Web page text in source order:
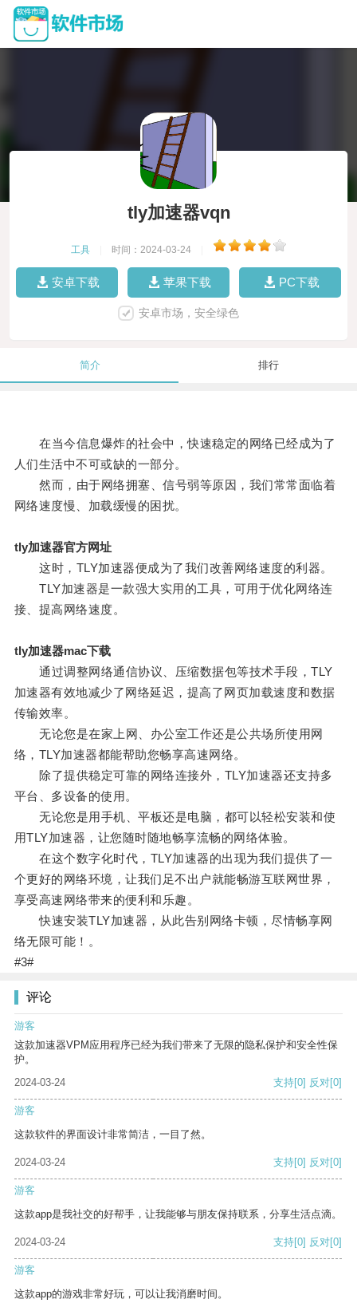
tly加速器vqn
工具 时间：2024-03-24
安卓下载 苹果下载 PC下载
安卓市场，安全绿色
简介 排行
在当今信息爆炸的社会中，快速稳定的网络已经成为了
人们生活中不可或缺的一部分。
然而，由于网络拥塞、信号弱等原因，我们常常面临着
网络速度慢、加载缓慢的困扰。
tly加速器官方网址
这时，TLY加速器便成为了我们改善网络速度的利器。
TLY加速器是一款强大实用的工具，可用于优化网络连
接、提高网络速度。
tly加速器mac下载
通过调整网络通信协议、压缩数据包等技术手段，TLY
加速器有效地减少了网络延迟，提高了网页加载速度和数据
传输效率。
无论您是在家上网、办公室工作还是公共场所使用网
络，TLY加速器都能帮助您畅享高速网络。
除了提供稳定可靠的网络连接外，TLY加速器还支持多
平台、多设备的使用。
无论您是用手机、平板还是电脑，都可以轻松安装和使
用TLY加速器，让您随时随地畅享流畅的网络体验。
在这个数字化时代，TLY加速器的出现为我们提供了一
个更好的网络环境，让我们足不出户就能畅游互联网世界，
享受高速网络带来的便利和乐趣。
快速安装TLY加速器，从此告别网络卡顿，尽情畅享网
络无限可能！。
#3#
评论
游客
这款加速器VPM应用程序已经为我们带来了无限的隐私保护和安全性保
护。
2024-03-24
支持[0] 反对[0]
游客
这款软件的界面设计非常简洁，一目了然。
2024-03-24 支持[0] 反对[0]
游客
这款app是我社交的好帮手，让我能够与朋友保持联系，分享生活点滴。
2024-03-24 支持[0] 反对[0]
游客
这款app的游戏非常好玩，可以让我消磨时间。